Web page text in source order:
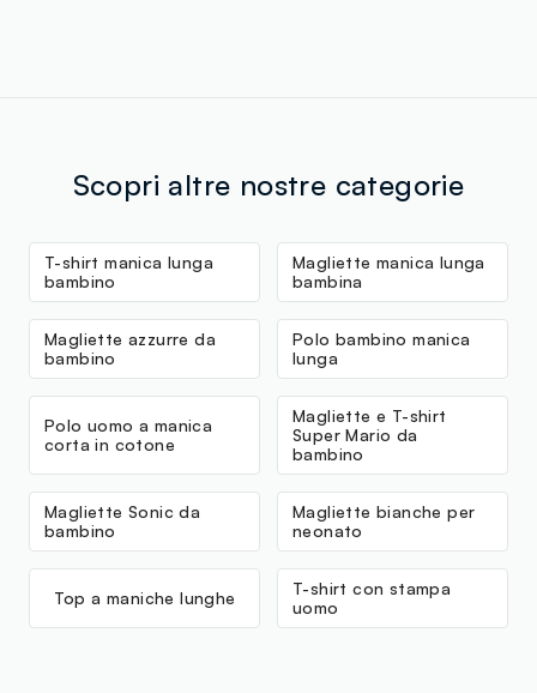
Scopri altre nostre categorie
T-shirt manica lunga
bambino
Magliette manica lunga
bambina
Magliette azzurre da
bambino
Polo bambino manica
lunga
Polo uomo a manica
corta in cotone
Magliette e T-shirt
Super Mario da
bambino
Magliette Sonic da
bambino
Magliette bianche per
neonato
Top a maniche lunghe
T-shirt con stampa
uomo